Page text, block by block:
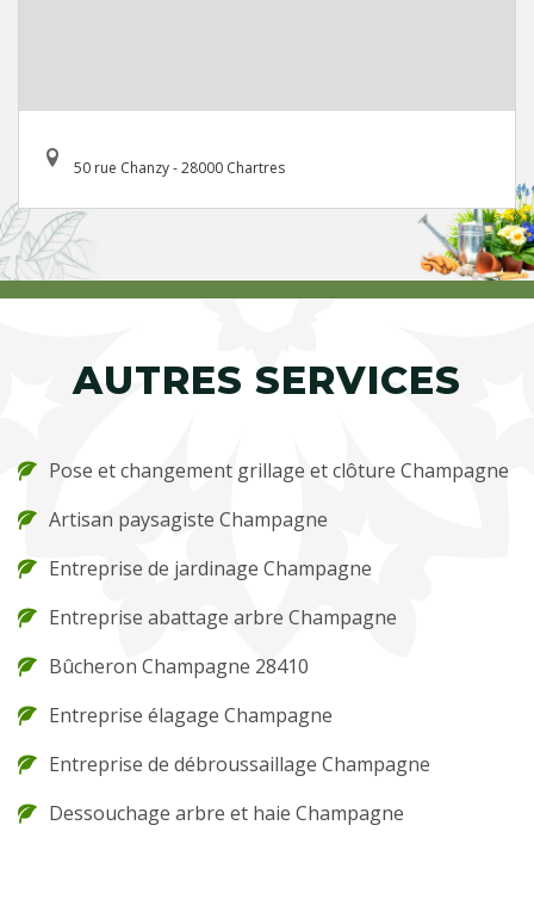
50 rue Chanzy - 28000 Chartres
AUTRES SERVICES
Pose et changement grillage et clôture Champagne
Artisan paysagiste Champagne
Entreprise de jardinage Champagne
Entreprise abattage arbre Champagne
Bûcheron Champagne 28410
Entreprise élagage Champagne
Entreprise de débroussaillage Champagne
Dessouchage arbre et haie Champagne